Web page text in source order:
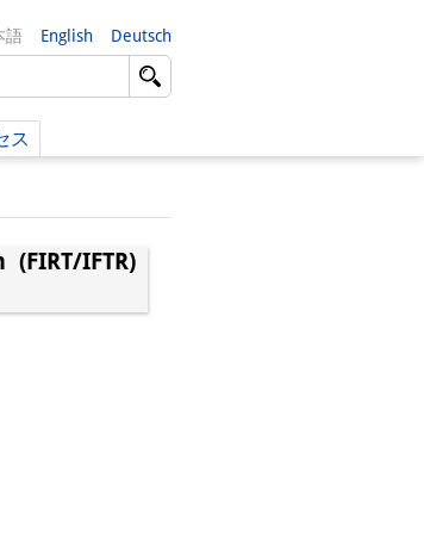
語 English Deutsch
ス
IFTR)